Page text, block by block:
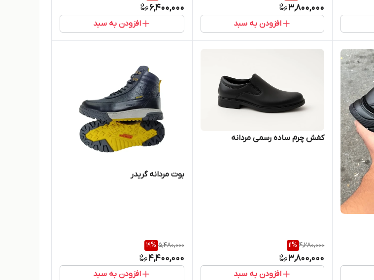
3,800,000
افزودن به سبد
6,400,000
افزودن به سبد
کفش چرم ساده رسمی مردانه
4,280,000
11%
3,800,000
افزودن به سبد
بوت مردانه گریدر
5,480,000
19%
4,400,000
افزودن به سبد